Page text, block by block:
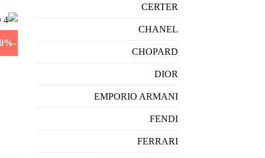
CERTER
CHANEL
CHOPARD
DIOR
EMPORIO ARMANI
FENDI
FERRARI
-40%